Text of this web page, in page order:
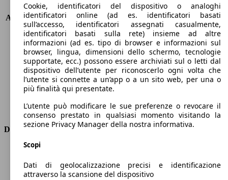
KW (PS)
228 kW (310 PS)
Accelerazione (0-100 km/h)
5.4s
Velocità massima (km/h)
180 km/h
Numero di marce
8
Coppia
400 nm
Cilindrata
1969 ccm
Carburante
Elettrica/Benzina
Cilindri
4
Trasmissione
Tipo di trazione
Integrale
Dimensioni
Altezza
1770 mm
Larghezza
1920 mm
Cookie, identificatori del dispositivo o analoghi
identificatori online (ad es. identificatori basati
sull’accesso, identificatori assegnati casualmente,
identificatori basati sulla rete) insieme ad altre
informazioni (ad es. tipo di browser e informazioni sul
browser, lingua, dimensioni dello schermo, tecnologie
supportate, ecc.) possono essere archiviati sul o letti dal
dispositivo dell’utente per riconoscerlo ogni volta che
l’utente si connette a un’app o a un sito web, per una o
più finalità qui presentate.
L’utente può modificare le sue preferenze o revocare il
consenso prestato in qualsiasi momento visitando la
sezione Privacy Manager della nostra informativa.
Scopi
Dati di geolocalizzazione precisi e identificazione
attraverso la scansione del dispositivo